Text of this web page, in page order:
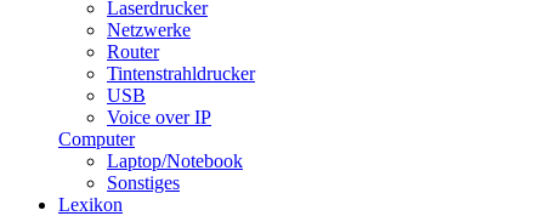
Laserdrucker
Netzwerke
Router
Tintenstrahldrucker
USB
Voice over IP
Computer
Laptop/Notebook
Sonstiges
Lexikon